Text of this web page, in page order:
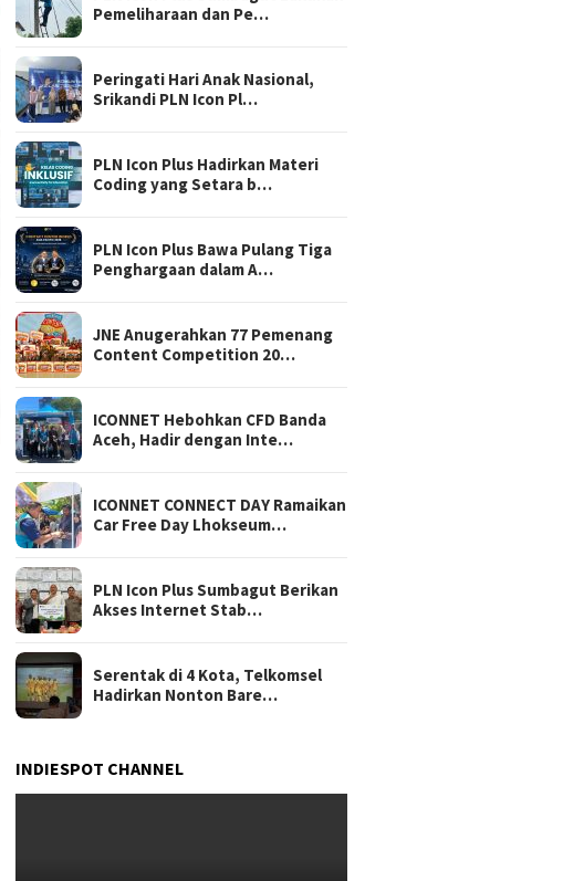
Pemeliharaan dan Pe…
Peringati Hari Anak Nasional,
Srikandi PLN Icon Pl…
PLN Icon Plus Hadirkan Materi
Coding yang Setara b…
PLN Icon Plus Bawa Pulang Tiga
Penghargaan dalam A…
JNE Anugerahkan 77 Pemenang
Content Competition 20…
ICONNET Hebohkan CFD Banda
Aceh, Hadir dengan Inte…
ICONNET CONNECT DAY Ramaikan
Car Free Day Lhokseum…
PLN Icon Plus Sumbagut Berikan
Akses Internet Stab…
Serentak di 4 Kota, Telkomsel
Hadirkan Nonton Bare…
INDIESPOT CHANNEL